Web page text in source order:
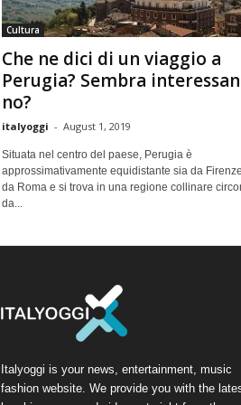
Cultura
Che ne dici di un viaggio a
Perugia? Sembra
no?
italyoggi - August 1, 2019
Situata nel centro del paese, Perugia è
approssimativamente equidistante sia da
da Roma e si trova in una regione collinare
da...
Italyoggi is your news, entertainment, music
fashion website. We provide you with the